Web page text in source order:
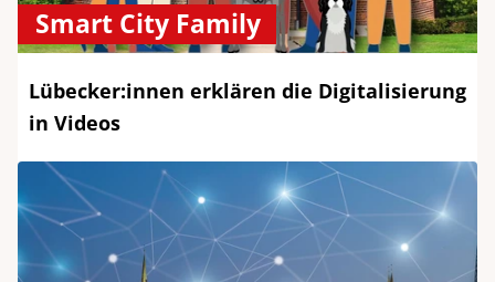
Smart City Family
Lübecker:innen erklären die Digitalisierung
in Videos